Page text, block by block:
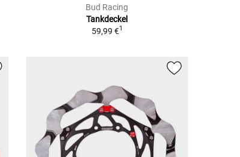
Bud Racing
Tankdeckel
59,99 €1